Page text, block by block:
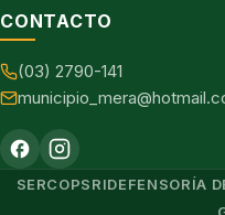
CONTACTO
(03) 2790-141
SERCOPSRIDEFENSORÍA